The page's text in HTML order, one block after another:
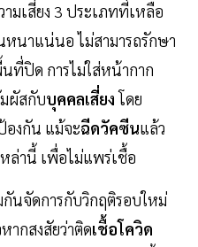
ามเสี่ยง 3 ประเภทที่เหลือ
นาแน่นอ ไม่สามารถรักษา
ที่ปิด การไม่ใส่หน้ากาก
ผัสกับบุคคลเสี่ยงโดย
องกัน แม้จะฉีดวัคซีนแล้ว
หล่านี้ เพื่อไม่แพร่เชื้อ
นจัดการกับวิกฤติรอบใหม่
ากสงสัยว่าติดเชื้อโควิด